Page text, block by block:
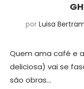
por Luisa
Quem ama café e
deliciosa) vai se
são obras…